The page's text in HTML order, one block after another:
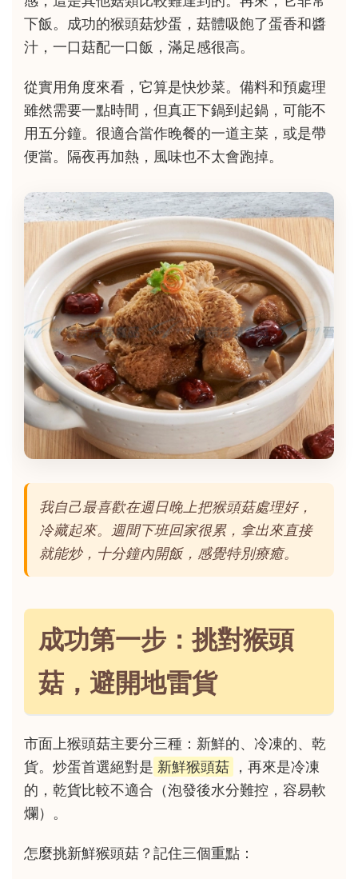
下飯。成功的猴頭菇炒蛋，菇體吸飽了蛋香和醬
汁，一口菇配一口飯，滿足感很高。
從實用角度來看，它算是快炒菜。備料和預處理
雖然需要一點時間，但真正下鍋到起鍋，可能不
用五分鐘。很適合當作晚餐的一道主菜，或是帶
便當。隔夜再加熱，風味也不太會跑掉。
我自己最喜歡在週日晚上把猴頭菇處理好，
冷藏起來。週間下班回家很累，拿出來直接
就能炒，十分鐘內開飯，感覺特別療癒。
成功第一步：挑對猴頭
菇，避開地雷貨
市面上猴頭菇主要分三種：新鮮的、冷凍的、乾
貨。炒蛋首選絕對是 新鮮猴頭菇
，再來是冷凍
的，乾貨比較不適合（泡發後水分難控，容易軟
爛）。
怎麼挑新鮮猴頭菇？記住三個重點：